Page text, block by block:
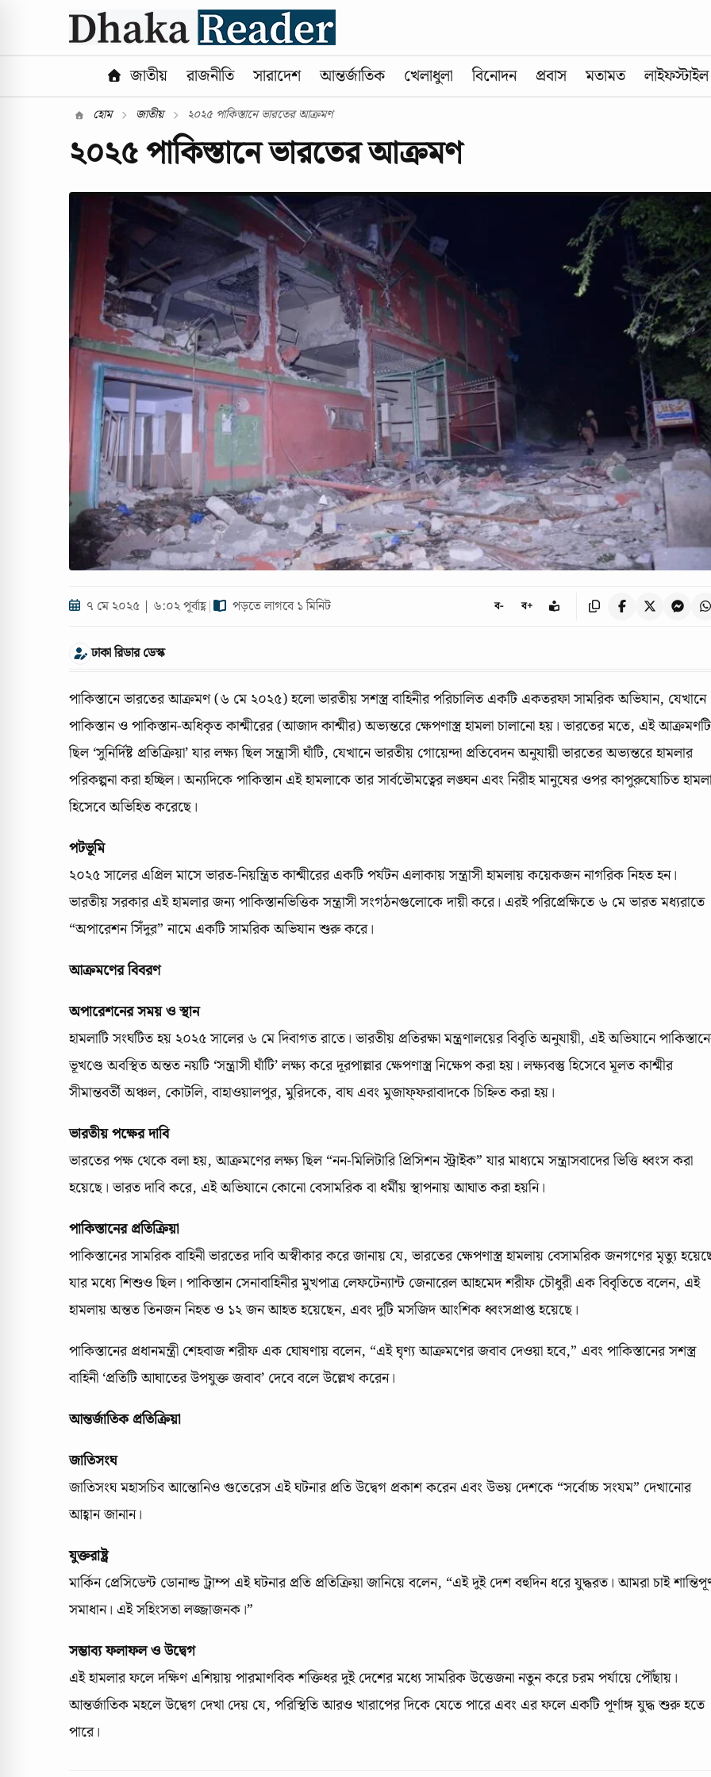
জাতীয় রাজনীতি সারাদেশ আন্তর্জাতিক খেলাধুলা বিনোদন প্রবাস মতামত লাইফস্টাইল
হোম জাতীয় ২০২৫ পাকিস্তানে ভারতের আক্রমণ
২০২৫ পাকিস্তানে ভারতের আক্রমণ
৭ মে ২০২৫ | ৬:০২ পূর্বাহ্ণ| পড়তে লাগবে ১ মিনিট ব- ব+
ঢাকা রিডার ডেস্ক
পাকিস্তানে ভারতের আক্রমণ (৬ মে ২০২৫) হলো ভারতীয় সশস্ত্র বাহিনীর পরিচালিত একটি একতরফা সামরিক অভিযান, যেখানে
পাকিস্তান ও পাকিস্তান-অধিকৃত কাশ্মীরের (আজাদ কাশ্মীর) অভ্যন্তরে ক্ষেপণাস্ত্র হামলা চালানো হয়। ভারতের মতে, এই আক্রমণটি
ছিল ‘সুনির্দিষ্ট প্রতিক্রিয়া’ যার লক্ষ্য ছিল সন্ত্রাসী ঘাঁটি, যেখানে ভারতীয় গোয়েন্দা প্রতিবেদন অনুযায়ী ভারতের অভ্যন্তরে হামলার
পরিকল্পনা করা হচ্ছিল। অন্যদিকে পাকিস্তান এই হামলাকে তার সার্বভৌমত্বের লঙ্ঘন এবং নিরীহ মানুষের ওপর কাপুরুষোচিত হামলা
হিসেবে অভিহিত করেছে।
পটভূমি
২০২৫ সালের এপ্রিল মাসে ভারত-নিয়ন্ত্রিত কাশ্মীরের একটি পর্যটন এলাকায় সন্ত্রাসী হামলায় কয়েকজন নাগরিক নিহত হন।
ভারতীয় সরকার এই হামলার জন্য পাকিস্তানভিত্তিক সন্ত্রাসী সংগঠনগুলোকে দায়ী করে। এরই পরিপ্রেক্ষিতে ৬ মে ভারত মধ্যরাতে
“অপারেশন সিঁদুর” নামে একটি সামরিক অভিযান শুরু করে।
আক্রমণের বিবরণ
অপারেশনের সময় ও স্থান
হামলাটি সংঘটিত হয় ২০২৫ সালের ৬ মে দিবাগত রাতে। ভারতীয় প্রতিরক্ষা মন্ত্রণালয়ের বিবৃতি অনুযায়ী, এই অভিযানে
ভূখণ্ডে অবস্থিত অন্তত নয়টি ‘সন্ত্রাসী ঘাঁটি’ লক্ষ্য করে দূরপাল্লার ক্ষেপণাস্ত্র নিক্ষেপ করা হয়। লক্ষ্যবস্তু হিসেবে মূলত কাশ্মীর
সীমান্তবর্তী অঞ্চল, কোটলি, বাহাওয়ালপুর, মুরিদকে, বাঘ এবং মুজাফ্‌ফরাবাদকে চিহ্নিত করা হয়।
ভারতীয় পক্ষের দাবি
ভারতের পক্ষ থেকে বলা হয়, আক্রমণের লক্ষ্য ছিল “নন-মিলিটারি প্রিসিশন স্ট্রাইক” যার মাধ্যমে সন্ত্রাসবাদের ভিত্তি ধ্বংস করা
হয়েছে। ভারত দাবি করে, এই অভিযানে কোনো বেসামরিক বা ধর্মীয় স্থাপনায় আঘাত করা হয়নি।
পাকিস্তানের প্রতিক্রিয়া
পাকিস্তানের সামরিক বাহিনী ভারতের দাবি অস্বীকার করে জানায় যে, ভারতের ক্ষেপণাস্ত্র হামলায় বেসামরিক জনগণের মৃত্যু
যার মধ্যে শিশুও ছিল। পাকিস্তান সেনাবাহিনীর মুখপাত্র লেফটেন্যান্ট জেনারেল আহমেদ শরীফ চৌধুরী এক বিবৃতিতে বলেন, এই
হামলায় অন্তত তিনজন নিহত ও ১২ জন আহত হয়েছেন, এবং দুটি মসজিদ আংশিক ধ্বংসপ্রাপ্ত হয়েছে।
পাকিস্তানের প্রধানমন্ত্রী শেহবাজ শরীফ এক ঘোষণায় বলেন, “এই ঘৃণ্য আক্রমণের জবাব দেওয়া হবে,” এবং পাকিস্তানের সশস্ত্র
বাহিনী ‘প্রতিটি আঘাতের উপযুক্ত জবাব’ দেবে বলে উল্লেখ করেন।
আন্তর্জাতিক প্রতিক্রিয়া
জাতিসংঘ
জাতিসংঘ মহাসচিব আন্তোনিও গুতেরেস এই ঘটনার প্রতি উদ্বেগ প্রকাশ করেন এবং উভয় দেশকে “সর্বোচ্চ সংযম” দেখানোর
আহ্বান জানান।
যুক্তরাষ্ট্র
মার্কিন প্রেসিডেন্ট ডোনাল্ড ট্রাম্প এই ঘটনার প্রতি প্রতিক্রিয়া জানিয়ে বলেন, “এই দুই দেশ বহুদিন ধরে যুদ্ধরত। আমরা চাই
সমাধান। এই সহিংসতা লজ্জাজনক।”
সম্ভাব্য ফলাফল ও উদ্বেগ
এই হামলার ফলে দক্ষিণ এশিয়ায় পারমাণবিক শক্তিধর দুই দেশের মধ্যে সামরিক উত্তেজনা নতুন করে চরম পর্যায়ে পৌঁছায়।
আন্তর্জাতিক মহলে উদ্বেগ দেখা দেয় যে, পরিস্থিতি আরও খারাপের দিকে যেতে পারে এবং এর ফলে একটি পূর্ণাঙ্গ যুদ্ধ শুরু হতে
পারে।